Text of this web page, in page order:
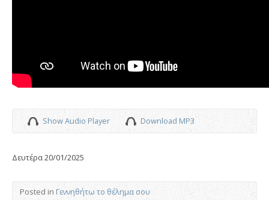
Show Audio Player Download MP3
Δευτέρα 20/01/2025
Posted in Γεννηθήτω το θέλημα σου